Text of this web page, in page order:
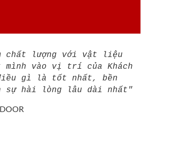
chất lượng với vật liệu
vào vị trí của Khách
điều gì là tốt nhất, bền
sự hài lòng lâu dài nhất"